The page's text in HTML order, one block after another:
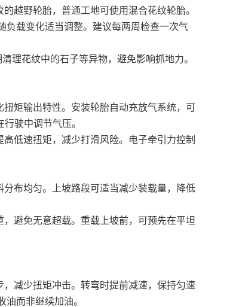
越野轮胎，普通工地可使用混合花纹轮胎。
负载变化适当调整。建议每两周检查一次气
理花纹中的石子等异物，避免影响抓地力。
矩输出特性。安装轮胎自动充放气系统，可
驶中调节气压。
低速扭矩，减少打滑风险。电子牵引力控制
布均匀。上坡路段可适当减少装载量，降低
避免无意超载。重载上坡前，可预先在平坦
减少扭矩冲击。转弯时提前减速，保持匀速
而非继续加油。